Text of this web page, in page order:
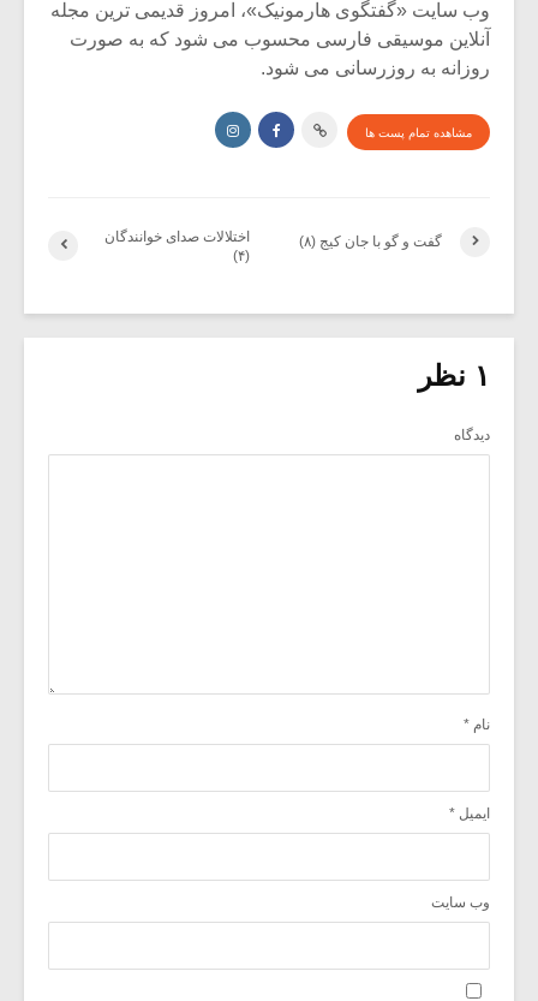
وب سایت «گفتگوی هارمونیک»، امروز قدیمی ترین مجله
آنلاین موسیقی فارسی محسوب می شود که به صورت
روزانه به روزرسانی می شود.
مشاهده تمام پست ها
اختلالات صدای خوانندگان
(۴)
گفت و گو با جان کیج (۸)
۱ نظر
دیدگاه
نام *
ایمیل *
وب‌ سایت